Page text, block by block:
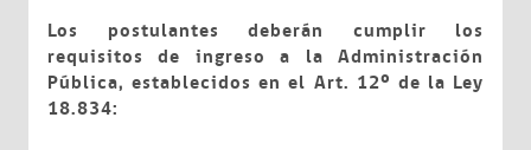
Los postulantes deberán cumplir los
requisitos de ingreso a la Administración
Pública, establecidos en el Art. 12º de la Ley
18.834: